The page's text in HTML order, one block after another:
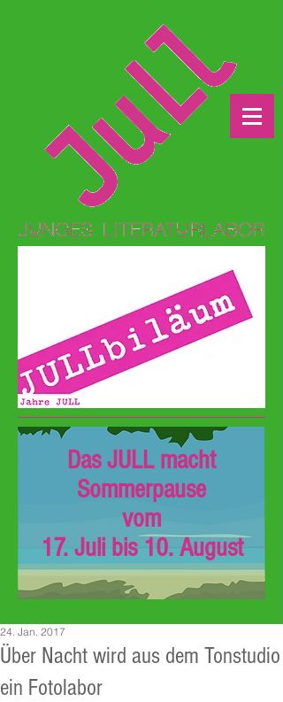
Das JULL macht
Sommerpause
vom
17. Juli bis 10. August
Über Nacht wird aus dem Tonstudio
ein Fotolabor
24. Jan. 2017